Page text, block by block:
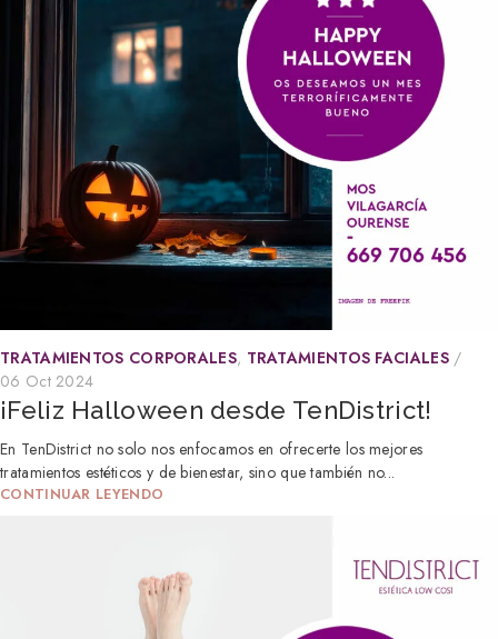
TRATAMIENTOS CORPORALES, TRATAMIENTOS FACIALES
06 Oct 2024
¡Feliz Halloween desde TenDistrict!
En TenDistrict no solo nos enfocamos en ofrecerte los mejores
tratamientos estéticos y de bienestar, sino que también no...
CONTINUAR LEYENDO